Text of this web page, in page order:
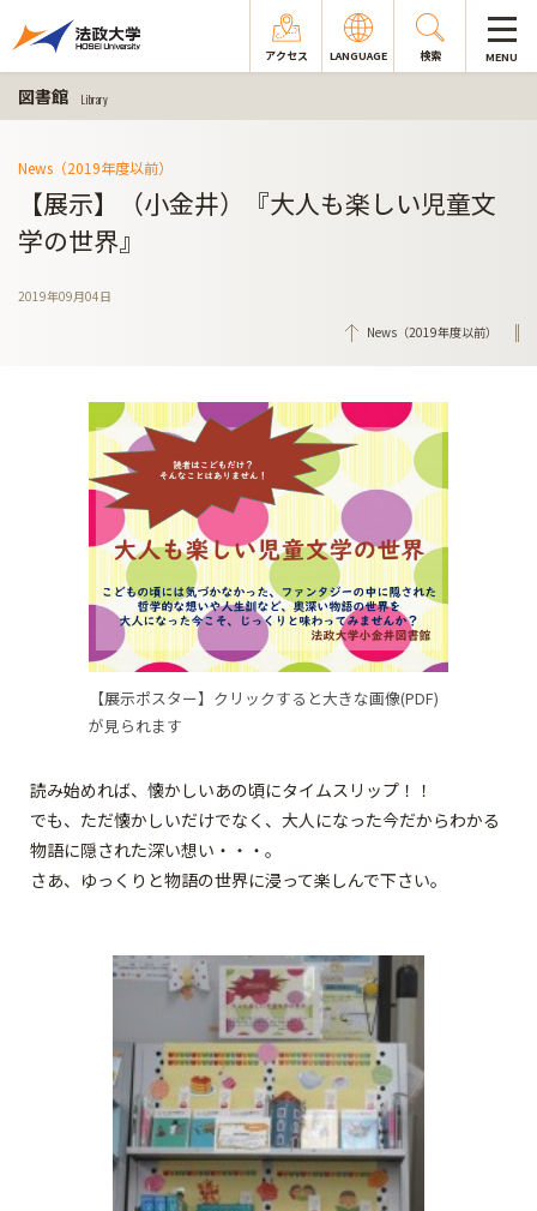
アクセス LANGUAGE 検索 MENU
図書館 Library
News（2019年度以前）
【展示】（小金井）『大人も楽しい児童文
学の世界』
2019年09月04日
News（2019年度以前）
【展示ポスター】クリックすると大きな画像(PDF)
が見られます
読み始めれば、懐かしいあの頃にタイムスリップ！！
でも、ただ懐かしいだけでなく、大人になった今だからわかる
物語に隠された深い想い・・・。
さあ、ゆっくりと物語の世界に浸って楽しんで下さい。